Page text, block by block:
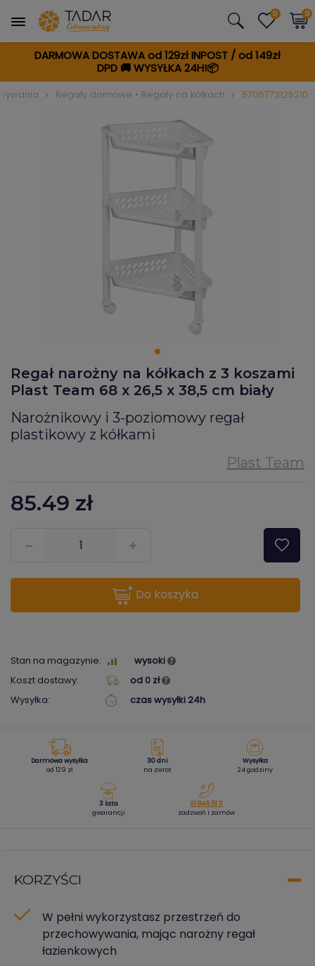
DARMOWA DOSTAWA od 129zł INPOST / od 149zł
DPD🚚WYSYŁKA 24H!📦
0 0
Regały domowe • Regały na kółkach 5706773125210
Regał narożny na kółkach z 3 koszami
Plast Team 68 x 26,5 x 38,5 cm biały
Narożnikowy i 3-poziomowy regał
plastikowy z kółkami
85.49 zł
do koszyka
Stan na magazynie:
wysoki
Koszt dostawy:
od 0 zł
Wysyłka:
czas wysyłki 24h
Darmowa wysyłka
od 129 zł
30 dni
na zwrot
Wysyłka
24 godziny
3 lata
gwarancji
61 846 51 11
zadzwoń i zamów
KORZYŚCI
W pełni wykorzystasz przestrzeń do
przechowywania, mając narożny regał
łazienkowych